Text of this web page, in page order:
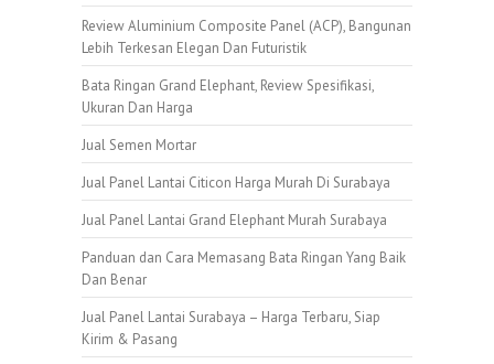
Review Aluminium Composite Panel (ACP), Bangunan
Lebih Terkesan Elegan Dan Futuristik
Bata Ringan Grand Elephant, Review Spesifikasi,
Ukuran Dan Harga
Jual Semen Mortar
Jual Panel Lantai Citicon Harga Murah Di Surabaya
Jual Panel Lantai Grand Elephant Murah Surabaya
Panduan dan Cara Memasang Bata Ringan Yang Baik
Dan Benar
Jual Panel Lantai Surabaya – Harga Terbaru, Siap
Kirim & Pasang